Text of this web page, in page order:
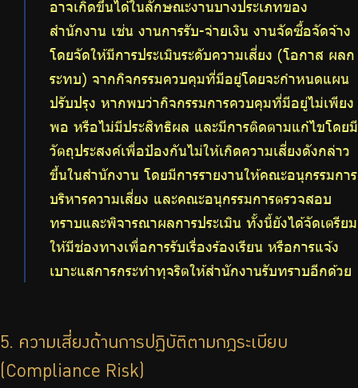
อาจเกิดขึ้นได้ในลักษณะงานบางประเภทของ
สำนักงาน เช่น งานการรับ-จ่ายเงิน งานจัดซื้อจัดจ้าง
โดยจัดให้มีการประเมินระดับความเสี่ยง (โอกาส ผลก
ระทบ) จากกิจกรรมควบคุมที่มีอยู่โดยจะกำหนดแผน
ปรับปรุง หากพบว่ากิจกรรมการควบคุมที่มีอยู่ไม่เพียง
พอ หรือไม่มีประสิทธิผล และมีการติดตามแก้ไขโดยมี
วัตถุประสงค์เพื่อป้องกันไม่ให้เกิดความเสี่ยงดังกล่าว
ขึ้นในสำนักงาน โดยมีการรายงานให้คณะอนุกรรมการ
บริหารความเสี่ยง และคณะอนุกรรมการตรวจสอบ
ทราบและพิจารณาผลการประเมิน ทั้งนี้ยังได้จัดเตรียม
ให้มีช่องทางเพื่อการรับเรื่องร้องเรียน หรือการแจ้ง
เบาะแสการกระทำทุจริตให้สำนักงานรับทราบอีกด้วย
5. ความเสี่ยงด้านการปฏิบัติตามกฎระเบียบ
(Compliance Risk)